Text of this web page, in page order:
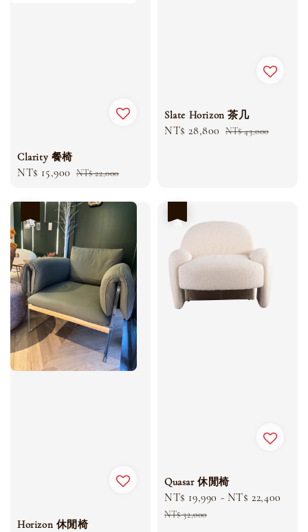
Clarity 餐椅
Sale
NT$ 15,900 Regular
NT$ 22,000
Slate Horizon 茶几
Sale
NT$ 28,800 Regular
NT$ 43,000
Horizon 休閒椅
Quasar 休閒椅
Sale
price
NT$ 19,990 - NT$ 22,400
NT$ 32,000